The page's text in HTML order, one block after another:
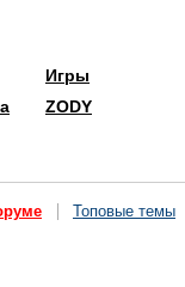
Игры
ZODY
Топовые темы